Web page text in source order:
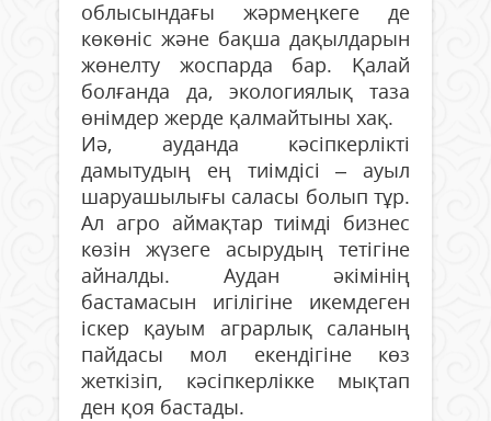
облысындағы жәрмеңкеге де
көкөніс және бақша дақылдарын
жөнелту жоспарда бар. Қалай
болғанда да, экологиялық таза
өнімдер жерде қалмайтыны хақ.
Иә, ауданда кәсіпкерлікті
дамытудың ең тиімдісі – ауыл
шаруашылығы саласы болып тұр.
Ал агро аймақтар тиімді бизнес
көзін жүзеге асырудың тетігіне
айналды. Аудан әкімінің
бастамасын игілігіне икемдеген
іскер қауым аграрлық саланың
пайдасы мол екендігіне көз
жеткізіп, кәсіпкерлікке мықтап
ден қоя бастады.